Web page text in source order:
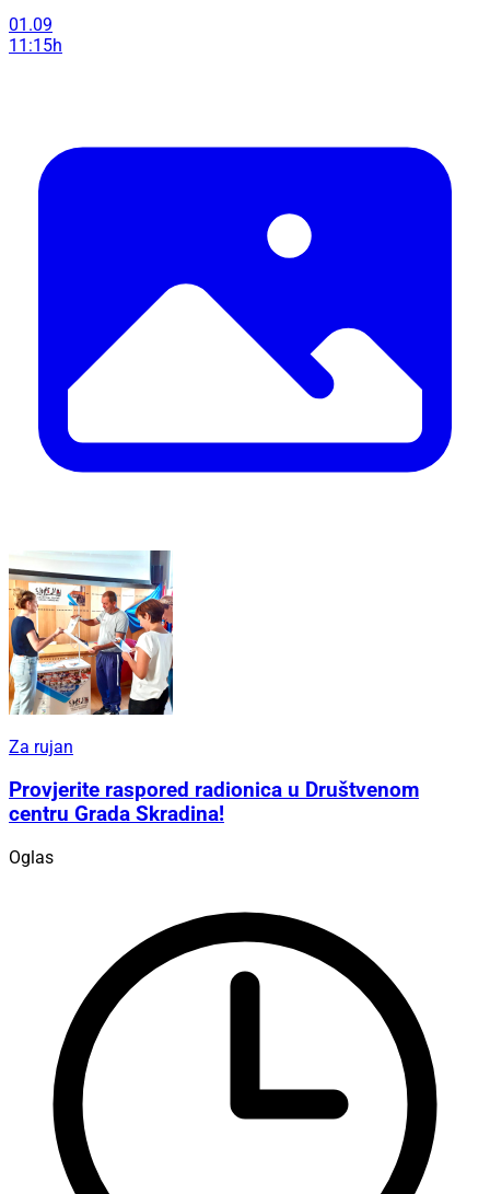
01.09
11:15h
Za rujan
Provjerite raspored radionica u Društvenom
centru Grada Skradina!
Oglas